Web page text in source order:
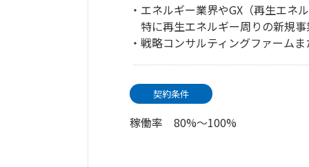
・エネルギー業界やGX（再生エネ
特に再生エネルギー周りの新規
・戦略コンサルティングファーム
契約条件
稼働率 80%～100%